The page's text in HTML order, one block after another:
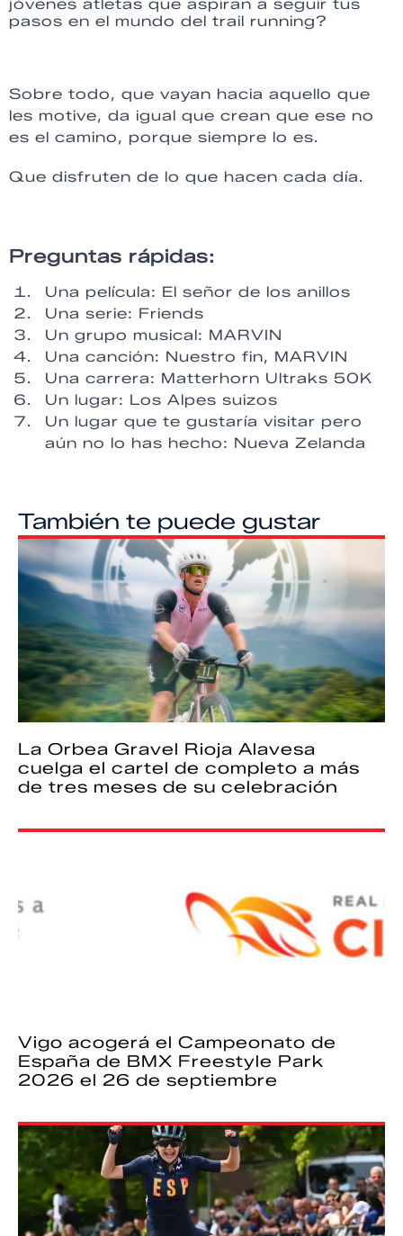
jóvenes atletas que aspiran a seguir tus
pasos en el mundo del trail running?
Sobre todo, que vayan hacia aquello que
les motive, da igual que crean que ese no
es el camino, porque siempre lo es.
Que disfruten de lo que hacen cada día.
Preguntas rápidas:
Una película: El señor de los anillos
Una serie: Friends
Un grupo musical: MARVIN
Una canción: Nuestro fin, MARVIN
Una carrera: Matterhorn Ultraks 50K
Un lugar: Los Alpes suizos
Un lugar que te gustaría visitar pero
aún no lo has hecho: Nueva Zelanda
También te puede gustar
La Orbea Gravel Rioja Alavesa
cuelga el cartel de completo a más
de tres meses de su celebración
Vigo acogerá el Campeonato de
España de BMX Freestyle Park
2026 el 26 de septiembre